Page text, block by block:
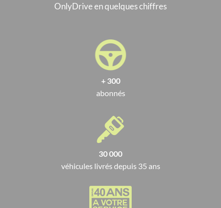
rapport quant à lui est de 5, et celui des places limité à 3.
cette ravissante petite Volkswagen New Beetle de 2009. C’est
une citadine polyvalente qui vous donnera globalement
satisfaction avec son habitacle assez spacieux et ses 5 places.
option si vous recherchez un véhicule à louer.
Nous disposons aussi de plusieurs autres voitures 3 portes
selon vos besoins. N’hésitez pas à visiter notre plateforme
pour en prendre connaissance.
OnlyDrive en quelques chiffres
+ 300
abonnés
30 000
véhicules livrés depuis 35 ans